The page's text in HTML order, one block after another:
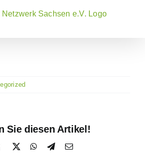
Sie diesen Artikel!
Facebook
X WhatsApp
Telegram
E-